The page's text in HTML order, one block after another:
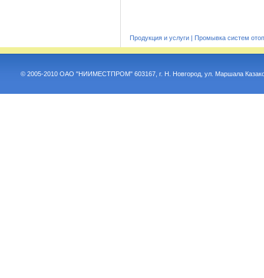
Продукция и услуги | Промывка систем
© 2005-2010 ОАО "НИИМЕСТПРОМ" 603167, г. Н. Новгород, ул. Маршала